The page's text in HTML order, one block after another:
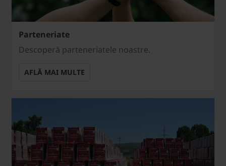
Parteneriate
Descoperă parteneriatele noastre.
AFLĂ MAI MULTE